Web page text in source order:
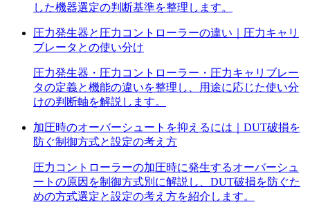
した機器選定の判断基準を整理します。
圧力発生器と圧力コントローラーの違い｜圧力キャリ
ブレータとの使い分け
圧力発生器・圧力コントローラー・圧力キャリブレー
タの定義と機能の違いを整理し、用途に応じた使い分
けの判断軸を解説します。
加圧時のオーバーシュートを抑えるには｜DUT破損を
防ぐ制御方式と設定の考え方
圧力コントローラーの加圧時に発生するオーバーシュ
ートの原因を制御方式別に解説し、DUT破損を防ぐた
めの方式選定と設定の考え方を紹介します。